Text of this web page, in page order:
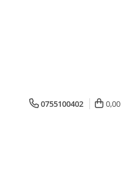
0755100402 0,00